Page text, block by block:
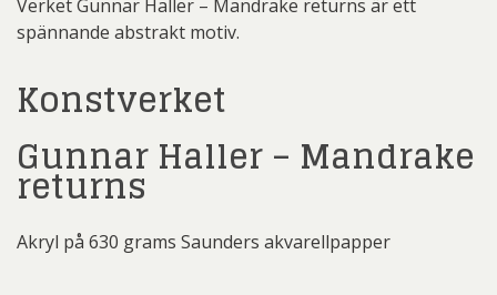
Verket Gunnar Haller – Mandrake returns är ett
spännande abstrakt motiv.
Konstverket
Gunnar Haller – Mandrake
returns
Akryl på 630 grams Saunders akvarellpapper